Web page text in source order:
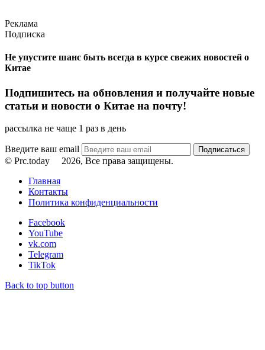
Реклама
Подписка
Не упустите шанс быть всегда в курсе свежих новостей о
Китае
Подпишитесь на обновления и получайте новые
статьи и новости о Китае на почту!
рассылка не чаще 1 раз в день
Введите ваш email
© Prc.today
2026, Все права защищены.
Главная
Контакты
Политика конфиденциальности
Facebook
YouTube
vk.com
Telegram
TikTok
Back to top button